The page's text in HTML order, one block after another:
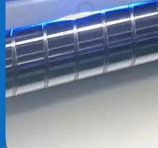
Chưa có sản phẩm
Quay trở lại cửa hàng